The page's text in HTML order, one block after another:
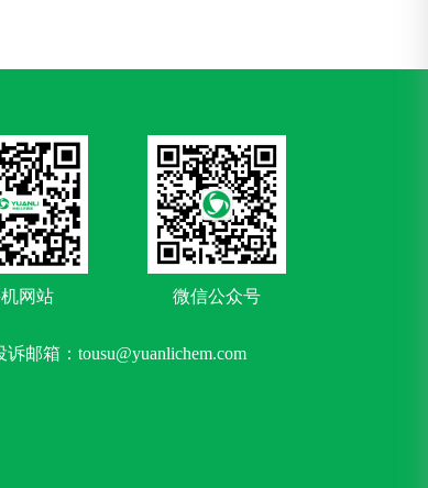
网站 微信公众号
诉邮箱：tousu@yuanlichem.com